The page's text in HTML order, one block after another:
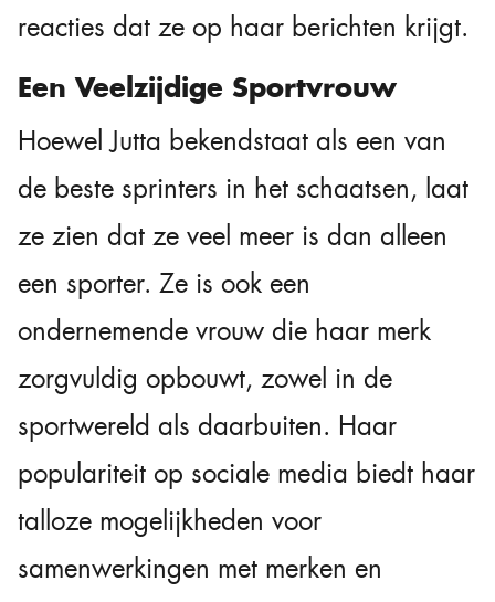
reacties dat ze op haar berichten krijgt.
Een Veelzijdige Sportvrouw
Hoewel Jutta bekendstaat als een van
de beste sprinters in het schaatsen, laat
ze zien dat ze veel meer is dan alleen
een sporter. Ze is ook een
ondernemende vrouw die haar merk
zorgvuldig opbouwt, zowel in de
sportwereld als daarbuiten. Haar
populariteit op sociale media biedt haar
talloze mogelijkheden voor
samenwerkingen met merken en